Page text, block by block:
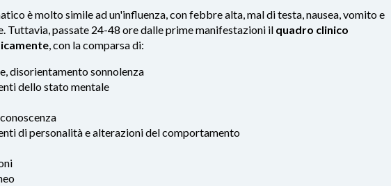
è molto simile ad un'influenza, con febbre alta, mal di testa, nausea, vomito e
Tuttavia, passate 24-48 ore dalle prime manifestazioni il quadro clinico
, con la comparsa di:
disorientamento sonnolenza
dello stato mentale
di personalità e alterazioni del comportamento